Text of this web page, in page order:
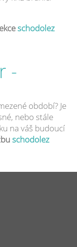
schodolez
-
období? Je
nebo stále
na váš budoucí
schodolez